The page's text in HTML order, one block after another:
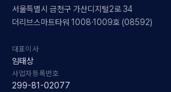
서울특별시 금천구 가산디지털2로 34
더리브스마트타워 1008·1009호 (08592)
대표이사
임태상
사업자등록번호
299-81-02077